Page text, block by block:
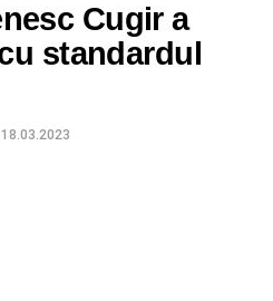
Cugir a
standardul
18.03.2023